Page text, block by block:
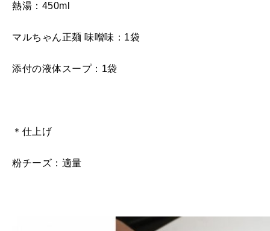
熱湯：450ml
マルちゃん正麺 味噌味：1袋
添付の液体スープ：1袋
＊仕上げ
粉チーズ：適量